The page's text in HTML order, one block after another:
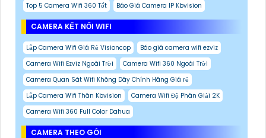
Top 5 Camera Wifi 360 Tốt
Báo Giá Camera IP Kbvision
CAMERA KẾT NỐI WIFI
Lắp Camera Wifi Giá Rẻ Visioncop
Báo giá camera wifi ezviz
Camera Wifi Ezviz Ngoài Trời
Camera Wifi 360 Ngoài Trời
Camera Quan Sát Wifi Không Dây Chính Hãng Giá rẻ
Lắp Camera Wifi Thân Kbvision
Camera Wifi Độ Phân Giải 2K
Camera Wifi 360 Full Color Dahua
CAMERA THEO GÓI